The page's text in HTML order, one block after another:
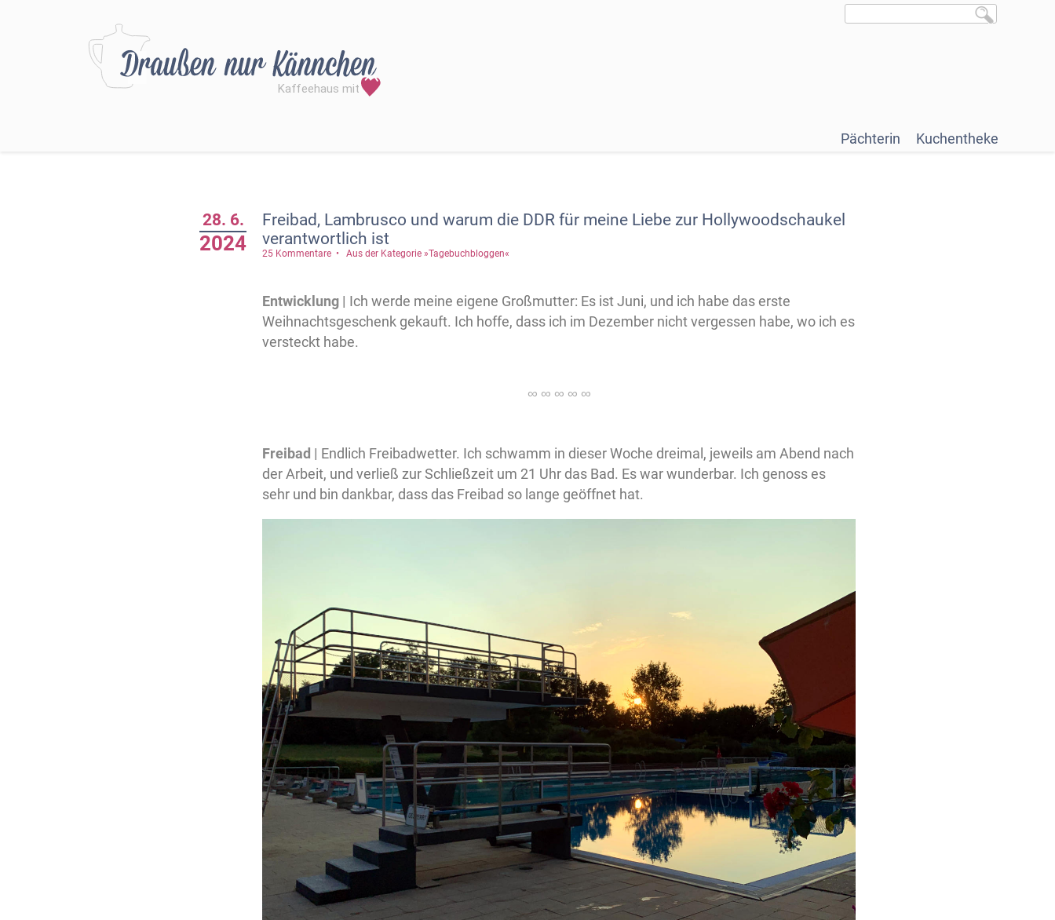
Pächterin Kuchentheke
Freibad, Lambrusco und warum die DDR für meine Liebe zur Hollywoodschaukel
verantwortlich ist
28. 6.
2024 25 Kommentare Aus der Kategorie »Tagebuchbloggen«
Entwicklung | Ich werde meine eigene Großmutter: Es ist Juni, und ich habe das erste
Weihnachtsgeschenk gekauft. Ich hoffe, dass ich im Dezember nicht vergessen habe, wo ich es
versteckt habe.
Freibad | Endlich Freibadwetter. Ich schwamm in dieser Woche dreimal, jeweils am Abend nach
der Arbeit, und verließ zur Schließzeit um 21 Uhr das Bad. Es war wunderbar. Ich genoss es
sehr und bin dankbar, dass das Freibad so lange geöffnet hat.